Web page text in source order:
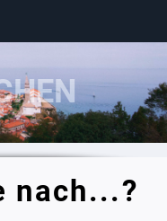
nach...?